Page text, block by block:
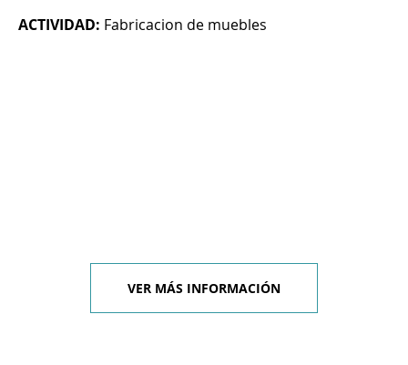
ACTIVIDAD: Fabricacion de muebles
VER MÁS INFORMACIÓN